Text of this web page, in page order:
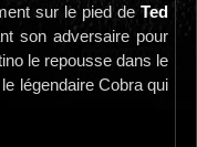
sur le pied deTed
son adversaire pour
le repousse dans le
légendaire Cobra qui